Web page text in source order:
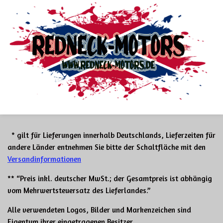
* gilt für Lieferungen innerhalb Deutschlands, Lieferzeiten für
andere Länder entnehmen Sie bitte der Schaltfläche mit den
Versandinformationen
** “Preis inkl. deutscher MwSt.; der Gesamtpreis ist abhängig
vom Mehrwertsteuersatz des Lieferlandes.”
Alle verwendeten Logos, Bilder und Markenzeichen sind